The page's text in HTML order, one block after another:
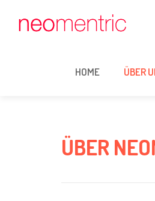
HOME ÜBER
ÜBER